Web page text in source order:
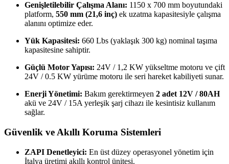
Genişletilebilir Çalışma Alanı: 1150 x 700 mm boyutundaki
platform, 550 mm (21,6 inç) ek uzatma kapasitesiyle çalışma
alanını optimize eder.
Yük Kapasitesi: 660 Lbs (yaklaşık 300 kg) nominal taşıma
kapasitesine sahiptir.
Güçlü Motor Yapısı: 24V / 1,2 KW yükseltme motoru ve çift
24V / 0.5 KW yürüme motoru ile seri hareket kabiliyeti sunar.
Enerji Yönetimi: Bakım gerektirmeyen 2 adet 12V / 80AH
akü ve 24V / 15A yerleşik şarj cihazı ile kesintisiz kullanım
sağlar.
Güvenlik ve Akıllı Koruma Sistemleri
ZAPI Denetleyici: En üst düzey operasyonel yönetim için
İtalya üretimi akıllı kontrol ünitesi.